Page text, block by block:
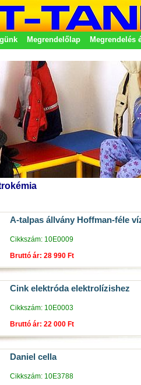
Megrendelőlap Megrendelés
A-talpas állvány Hoffman-féle
Cikkszám: 10E0009
Bruttó ár: 28 990 Ft
Cink elektróda elektrolízishez
Cikkszám: 10E0003
Bruttó ár: 22 000 Ft
Daniel cella
Cikkszám: 10E3788